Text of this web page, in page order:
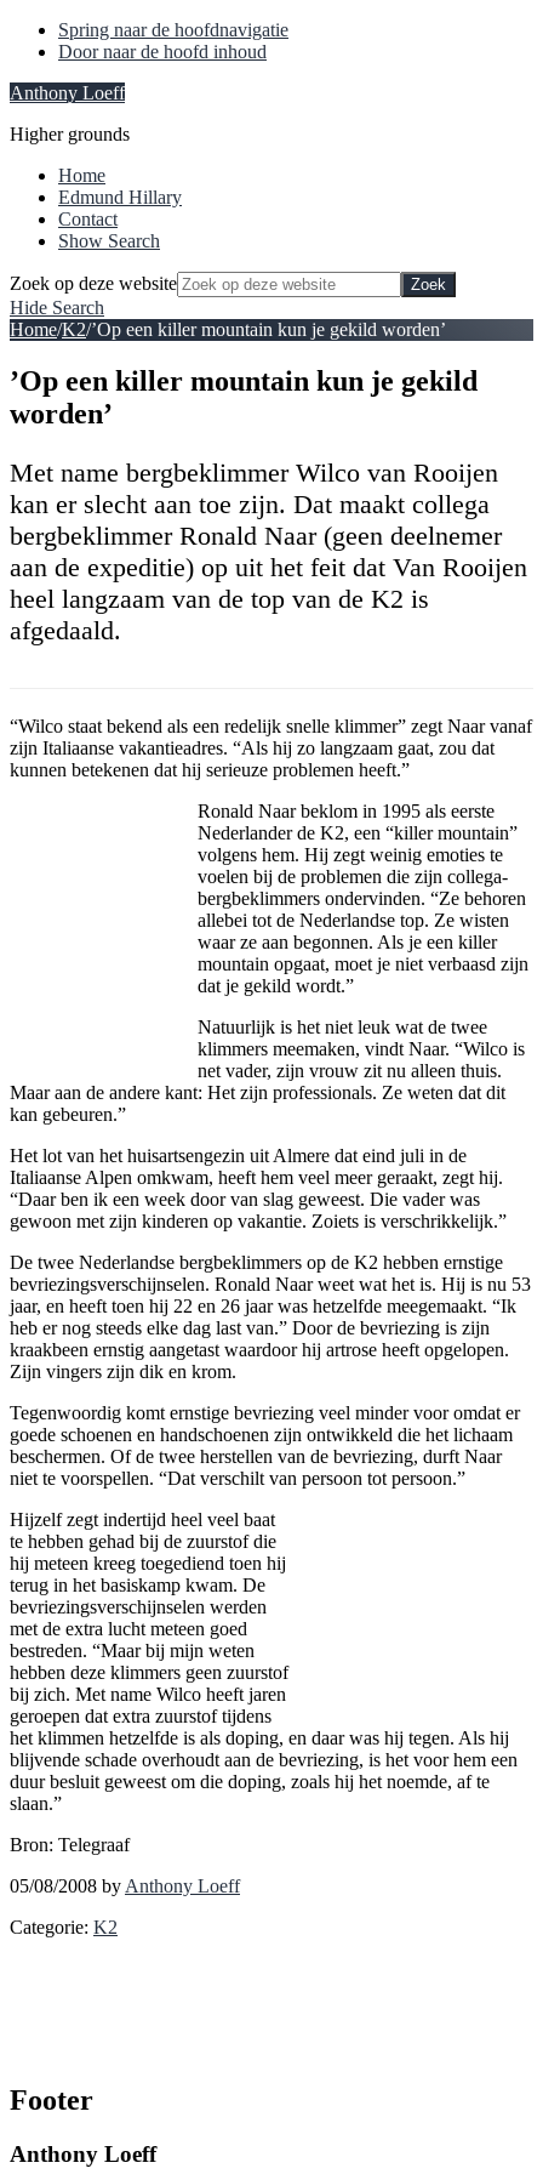
Spring naar de hoofdnavigatie
Door naar de hoofd inhoud
Anthony Loeff
Higher grounds
Home
Edmund Hillary
Contact
Show Search
Zoek op deze website
Hide Search
Home/K2/’Op een killer mountain kun je gekild worden’
’Op een killer mountain kun je gekild
worden’
Met name bergbeklimmer Wilco van Rooijen
kan er slecht aan toe zijn. Dat maakt collega
bergbeklimmer Ronald Naar (geen deelnemer
aan de expeditie) op uit het feit dat Van Rooijen
heel langzaam van de top van de K2 is
afgedaald.
“Wilco staat bekend als een redelijk snelle klimmer” zegt Naar vanaf
zijn Italiaanse vakantieadres. “Als hij zo langzaam gaat, zou dat
kunnen betekenen dat hij serieuze problemen heeft.”
Ronald Naar beklom in 1995 als eerste
Nederlander de K2, een “killer mountain”
volgens hem. Hij zegt weinig emoties te
voelen bij de problemen die zijn collega-
bergbeklimmers ondervinden. “Ze behoren
allebei tot de Nederlandse top. Ze wisten
waar ze aan begonnen. Als je een killer
mountain opgaat, moet je niet verbaasd zijn
dat je gekild wordt.”
Natuurlijk is het niet leuk wat de twee
klimmers meemaken, vindt Naar. “Wilco is
net vader, zijn vrouw zit nu alleen thuis.
Maar aan de andere kant: Het zijn professionals. Ze weten dat dit
kan gebeuren.”
Het lot van het huisartsengezin uit Almere dat eind juli in de
Italiaanse Alpen omkwam, heeft hem veel meer geraakt, zegt hij.
“Daar ben ik een week door van slag geweest. Die vader was
gewoon met zijn kinderen op vakantie. Zoiets is verschrikkelijk.”
De twee Nederlandse bergbeklimmers op de K2 hebben ernstige
bevriezingsverschijnselen. Ronald Naar weet wat het is. Hij is nu 53
jaar, en heeft toen hij 22 en 26 jaar was hetzelfde meegemaakt. “Ik
heb er nog steeds elke dag last van.” Door de bevriezing is zijn
kraakbeen ernstig aangetast waardoor hij artrose heeft opgelopen.
Zijn vingers zijn dik en krom.
Tegenwoordig komt ernstige bevriezing veel minder voor omdat er
goede schoenen en handschoenen zijn ontwikkeld die het lichaam
beschermen. Of de twee herstellen van de bevriezing, durft Naar
niet te voorspellen. “Dat verschilt van persoon tot persoon.”
Hijzelf zegt indertijd heel veel baat
te hebben gehad bij de zuurstof die
hij meteen kreeg toegediend toen hij
terug in het basiskamp kwam. De
bevriezingsverschijnselen werden
met de extra lucht meteen goed
bestreden. “Maar bij mijn weten
hebben deze klimmers geen zuurstof
bij zich. Met name Wilco heeft jaren
geroepen dat extra zuurstof tijdens
het klimmen hetzelfde is als doping, en daar was hij tegen. Als hij
blijvende schade overhoudt aan de bevriezing, is het voor hem een
duur besluit geweest om die doping, zoals hij het noemde, af te
slaan.”
Bron: Telegraaf
05/08/2008 by Anthony Loeff
Categorie: K2
Footer
Anthony Loeff